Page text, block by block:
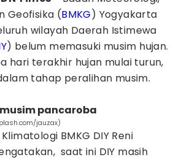
Geofisika (BMKG) Yogyakarta
wilayah Daerah Istimewa
) belum memasuki musim hujan.
hari terakhir hujan mulai turun,
tahap peralihan musim.
musim pancaroba
jauzax)
BMKG DIY Reni
saat ini DIY masih